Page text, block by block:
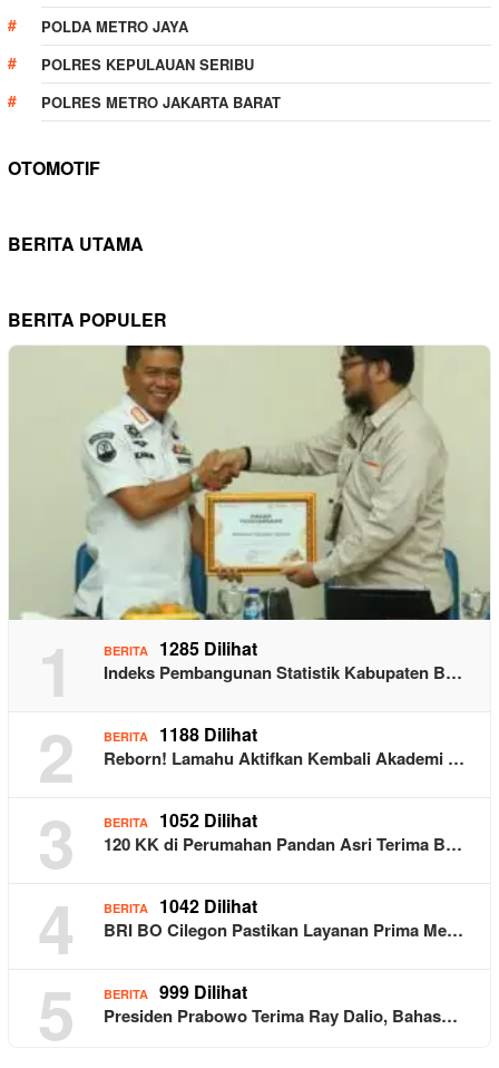
POLDA METRO JAYA
POLRES KEPULAUAN SERIBU
POLRES METRO JAKARTA BARAT
OTOMOTIF
BERITA UTAMA
BERITA POPULER
1 BERITA 1285 Dilihat
Indeks Pembangunan Statistik Kabupaten B…
2 BERITA 1188 Dilihat
Reborn! Lamahu Aktifkan Kembali Akademi …
3 BERITA 1052 Dilihat
120 KK di Perumahan Pandan Asri Terima B…
4 BERITA 1042 Dilihat
BRI BO Cilegon Pastikan Layanan Prima Me…
5 BERITA 999 Dilihat
Presiden Prabowo Terima Ray Dalio, Bahas…